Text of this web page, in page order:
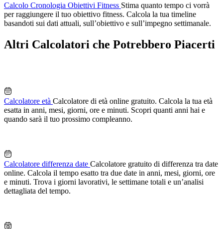
Calcolo Cronologia Obiettivi Fitness Stima quanto tempo ci vorrà
per raggiungere il tuo obiettivo fitness. Calcola la tua timeline
basandoti sui dati attuali, sull’obiettivo e sull’impegno settimanale.
Altri Calcolatori che Potrebbero Piacerti
Calcolatore età Calcolatore di età online gratuito. Calcola la tua età
esatta in anni, mesi, giorni, ore e minuti. Scopri quanti anni hai e
quando sarà il tuo prossimo compleanno.
Calcolatore differenza date Calcolatore gratuito di differenza tra date
online. Calcola il tempo esatto tra due date in anni, mesi, giorni, ore
e minuti. Trova i giorni lavorativi, le settimane totali e un’analisi
dettagliata del tempo.